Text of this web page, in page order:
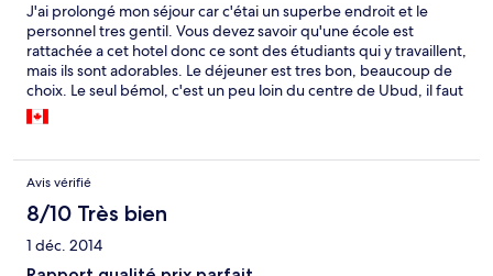
J'ai prolongé mon séjour car c'étai un superbe endroit et le
personnel tres gentil. Vous devez savoir qu'une école est
rattachée a cet hotel donc ce sont des étudiants qui y travaillent,
mais ils sont adorables. Le déjeuner est tres bon, beaucoup de
choix. Le seul bémol, c'est un peu loin du centre de Ubud, il faut
prendre la navette, mais la deniere est a 4:00 donc il faut un taxi
pour revenir.
Avis vérifié
8/10 Très bien
1 déc. 2014